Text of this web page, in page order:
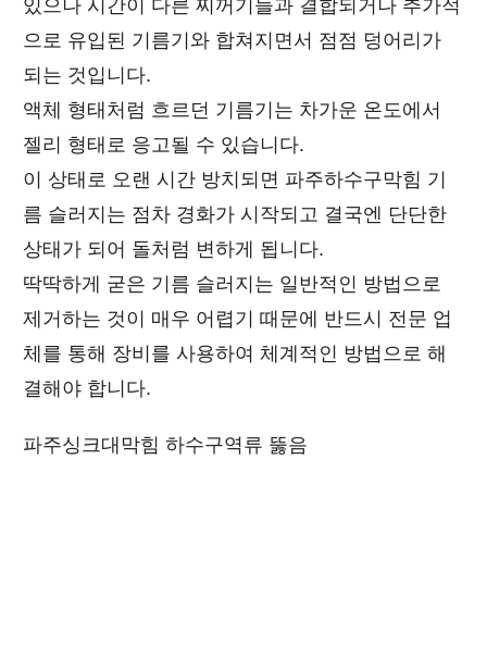
있으나 시간이 다른 찌꺼기들과 결합되거나 추가적
으로 유입된 기름기와 합쳐지면서 점점 덩어리가
되는 것입니다.
액체 형태처럼 흐르던 기름기는 차가운 온도에서
젤리 형태로 응고될 수 있습니다.
이 상태로 오랜 시간 방치되면 파주하수구막힘 기
름 슬러지는 점차 경화가 시작되고 결국엔 단단한
상태가 되어 돌처럼 변하게 됩니다.
딱딱하게 굳은 기름 슬러지는 일반적인 방법으로
제거하는 것이 매우 어렵기 때문에 반드시 전문 업
체를 통해 장비를 사용하여 체계적인 방법으로 해
결해야 합니다.
파주싱크대막힘 하수구역류 뚫음